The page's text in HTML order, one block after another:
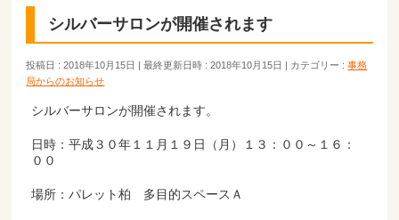
シルバーサロンが開催されます
投稿日 : 2018年10月15日 最終更新日時 : 2018年10月15日 カテゴリー :事務
局からのお知らせ
シルバーサロンが開催されます。
日時：平成３０年１１月１９日（月）１３：００～１６：
００
場所：パレット柏 多目的スペースＡ